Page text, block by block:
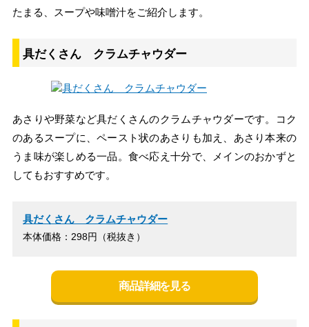
たまる、スープや味噌汁をご紹介します。
具だくさん クラムチャウダー
あさりや野菜など具だくさんのクラムチャウダーです。コク
のあるスープに、ペースト状のあさりも加え、あさり本来の
うま味が楽しめる一品。食べ応え十分で、メインのおかずと
してもおすすめです。
具だくさん クラムチャウダー
本体価格：298円（税抜き）
商品詳細を見る